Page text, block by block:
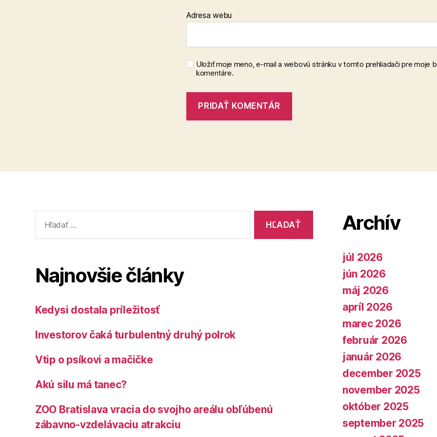
Adresa webu
Uložiť moje meno, e-mail a webovú stránku v tomto prehliadači pre moje
komentáre.
Najnovšie články
Kedysi dostala príležitosť
Investorov čaká turbulentný druhý polrok
Vtip o psíkovi a mačičke
Akú silu má tanec?
ZOO Bratislava vracia do svojho areálu obľúbenú
zábavno-vzdelávaciu atrakciu
Archív
júl 2026
jún 2026
máj 2026
apríl 2026
marec 2026
február 2026
január 2026
december 2025
november 2025
október 2025
september 2025